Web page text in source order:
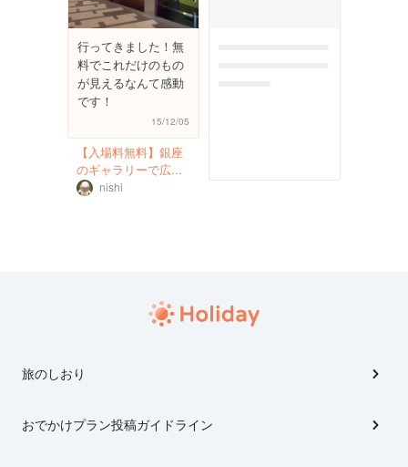
行ってきました！無
料でこれだけのもの
が見えるなんて感動
です！
15/12/05
【入場料無料】銀座
のギャラリーで広...
nishi
旅のしおり
おでかけプラン投稿ガイドライン